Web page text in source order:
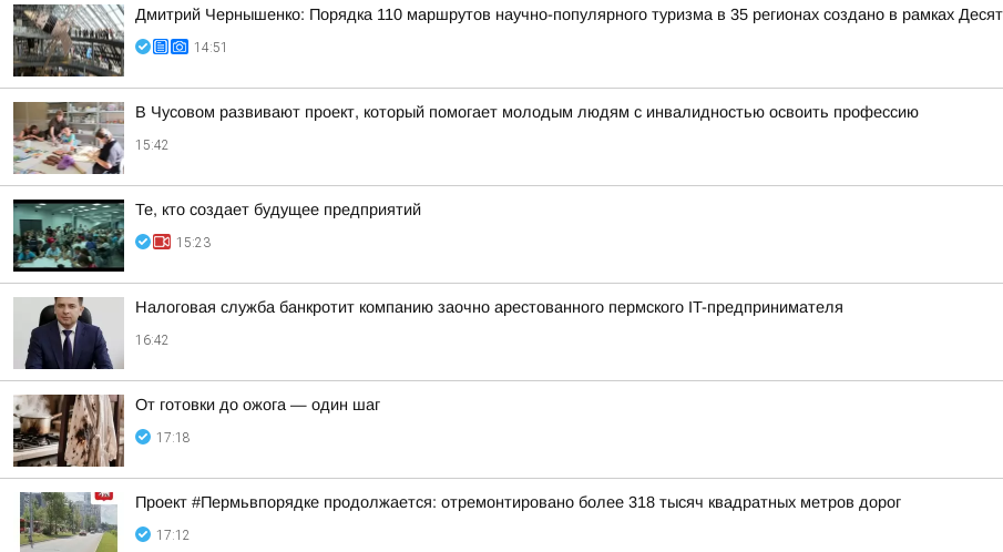
Дмитрий Чернышенко: Порядка 110 маршрутов научно-популярного туризма в 35 регионах создано в рамках
14:51
В Чусовом развивают проект, который помогает молодым людям с инвалидностью освоить профессию
15:42
Те, кто создает будущее предприятий
15:23
Налоговая служба банкротит компанию заочно арестованного пермского IT-предпринимателя
16:42
От готовки до ожога — один шаг
17:18
Проект #Пермьвпорядке продолжается: отремонтировано более 318 тысяч квадратных метров дорог
17:12